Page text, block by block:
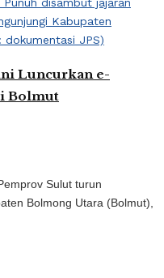
Luncurkan e-
Bolmut
Sulut turun
Bolmong Utara (Bolmut),